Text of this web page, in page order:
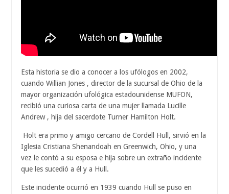
Esta historia se dio a conocer a los ufólogos en 2002,
cuando Willian Jones , director de la sucursal de Ohio de la
mayor organización ufológica estadounidense MUFON,
recibió una curiosa carta de una mujer llamada Lucille
Andrew , hija del sacerdote Turner Hamilton Holt.
Holt era primo y amigo cercano de Cordell Hull, sirvió en la
Iglesia Cristiana Shenandoah en Greenwich, Ohio, y una
vez le contó a su esposa e hija sobre un extraño incidente
que les sucedió a él y a Hull.
Este incidente ocurrió en 1939 cuando Hull se puso en